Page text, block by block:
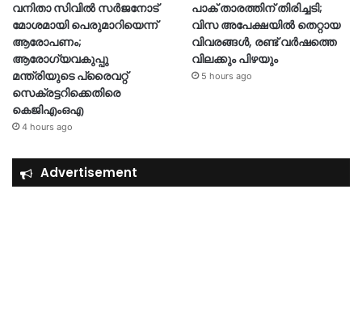
വനിതാ സിവിൽ സർജനോട്
മോശമായി പെരുമാറിയെന്ന്
ആരോപണം;
ആരോഗ്യവകുപ്പു
മന്ത്രിയുടെ പ്രൈവറ്റ്
സെക്രട്ടറിക്കെതിരെ
കെജിഎംഒഎ
4 hours ago
പാക് താരത്തിന് തിരിച്ചടി;
വിസ അപേക്ഷയിൽ തെറ്റായ
വിവരങ്ങൾ, രണ്ട് വർഷത്തെ
വിലക്കും പിഴയും
5 hours ago
Advertisement